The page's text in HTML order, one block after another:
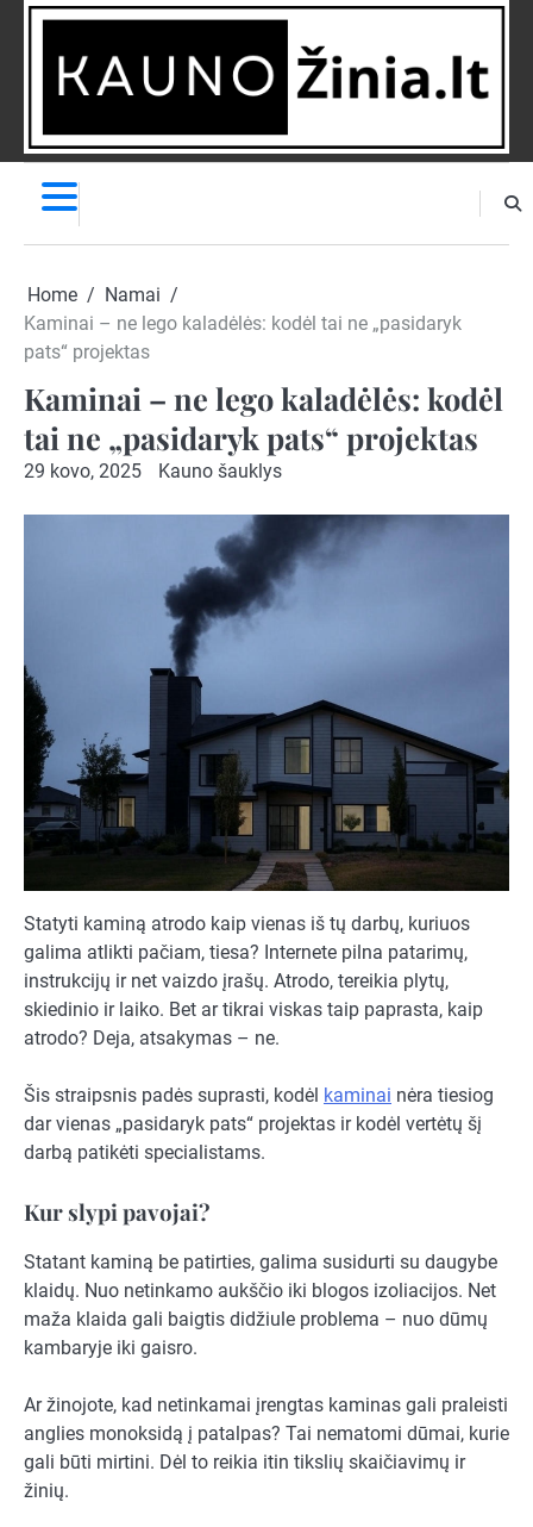
Skip
NAUJIENĄ
Home
Namai
Kaminai – ne lego kaladėlės: kodėl tai ne „pasidaryk
pats“ projektas
Kaminai – ne lego kaladėlės: kodėl
tai ne „pasidaryk pats“ projektas
29 kovo, 2025 Kauno šauklys
Statyti kaminą atrodo kaip vienas iš tų darbų, kuriuos
galima atlikti pačiam, tiesa? Internete pilna patarimų,
instrukcijų ir net vaizdo įrašų. Atrodo, tereikia plytų,
skiedinio ir laiko. Bet ar tikrai viskas taip paprasta, kaip
atrodo? Deja, atsakymas – ne.
Šis straipsnis padės suprasti, kodėl kaminai nėra tiesiog
dar vienas „pasidaryk pats“ projektas ir kodėl vertėtų šį
darbą patikėti specialistams.
Kur slypi pavojai?
Statant kaminą be patirties, galima susidurti su daugybe
klaidų. Nuo netinkamo aukščio iki blogos izoliacijos. Net
maža klaida gali baigtis didžiule problema – nuo dūmų
kambaryje iki gaisro.
Ar žinojote, kad netinkamai įrengtas kaminas gali praleisti
anglies monoksidą į patalpas? Tai nematomi dūmai, kurie
gali būti mirtini. Dėl to reikia itin tikslių skaičiavimų ir
žinių.